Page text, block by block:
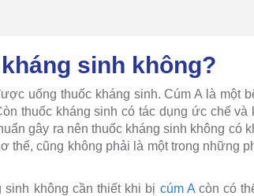
sinh không?
uống thuốc kháng sinh. Cúm A là một
thuốc kháng sinh có tác dụng ức chế
gây ra nên thuốc kháng sinh không có
thể, cũng không phải là một trong những
không cần thiết khi bị cúm Acòn có